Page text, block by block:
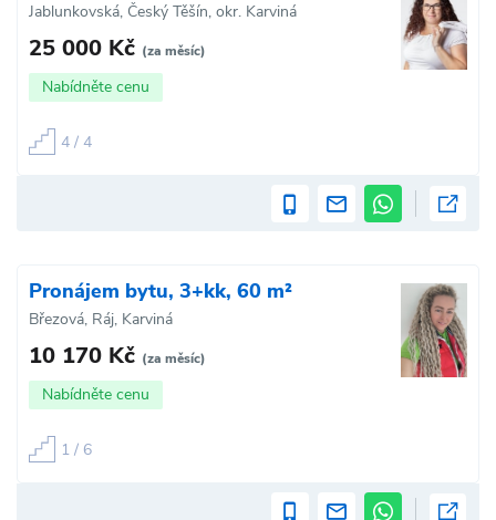
Jablunkovská, Český Těšín, okr. Karviná
25 000 Kč (za měsíc)
Nabídněte cenu
4 / 4
Pronájem bytu, 3+kk, 60 m²
Březová, Ráj, Karviná
10 170 Kč (za měsíc)
Nabídněte cenu
1 / 6